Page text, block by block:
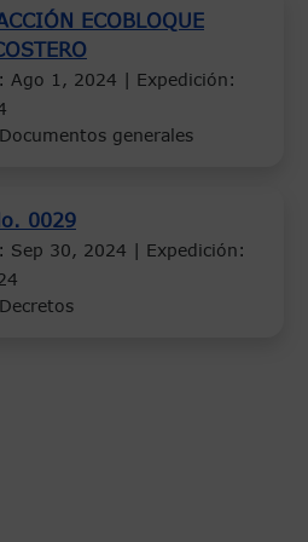
ECOBLOQUE
Ago 1, 2024 | Expedición:
generales
0029
Sep 30, 2024 | Expedición: